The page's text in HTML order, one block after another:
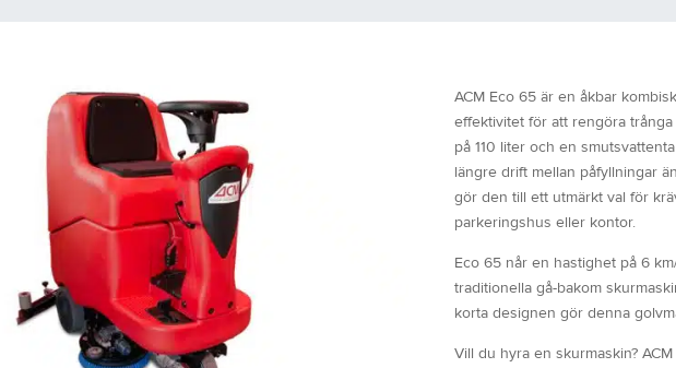
ACM Eco 65 är en åkbar
effektivitet för att rengöra
på 110 liter och en
längre drift mellan påfyllningar
gör den till ett utmärkt val för
parkeringshus eller kontor.
Eco 65 når en hastighet på 6
traditionella gå-bakom
korta designen gör denna
Vill du hyra en skurmaskin?